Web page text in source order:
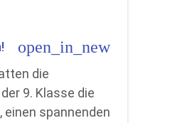
open_in_new
die
9. Klasse die
einen spannenden